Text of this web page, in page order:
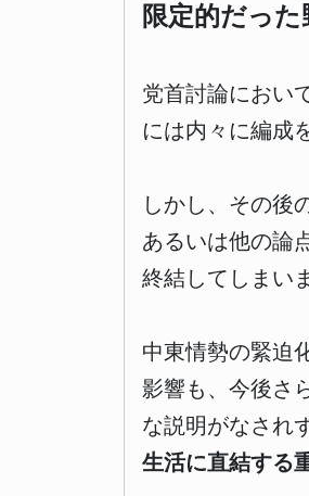
限定的だっ
党首討論におい
には内々に編成
しかし、その後
あるいは他の論
終結してしまい
中東情勢の緊迫
影響も、今後さ
な説明がなされ
生活に直結する